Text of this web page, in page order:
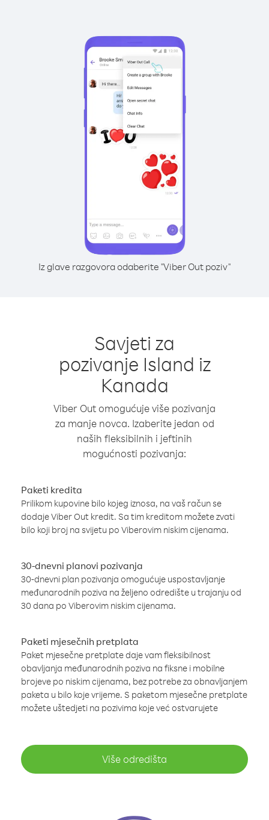
Iz glave razgovora odaberite "Viber Out poziv"
Savjeti za
pozivanje Island iz
Kanada
Viber Out omogućuje više pozivanja
za manje novca. Izaberite jedan od
naših fleksibilnih i jeftinih
mogućnosti pozivanja:
Paketi kredita
Prilikom kupovine bilo kojeg iznosa, na vaš račun se
dodaje Viber Out kredit. Sa tim kreditom možete zvati
bilo koji broj na svijetu po Viberovim niskim cijenama.
30-dnevni planovi pozivanja
30-dnevni plan pozivanja omogućuje uspostavljanje
međunarodnih poziva na željeno odredište u trajanju od
30 dana po Viberovim niskim cijenama.
Paketi mjesečnih pretplata
Paket mjesečne pretplate daje vam fleksibilnost
obavljanja međunarodnih poziva na fiksne i mobilne
brojeve po niskim cijenama, bez potrebe za obnavljanjem
paketa u bilo koje vrijeme. S paketom mjesečne pretplate
možete uštedjeti na pozivima koje već ostvarujete
Više odredišta